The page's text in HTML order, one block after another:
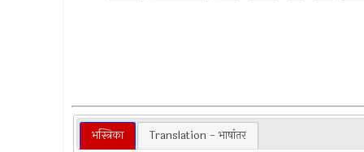
भस्त्रिका Translation - भाषांतर